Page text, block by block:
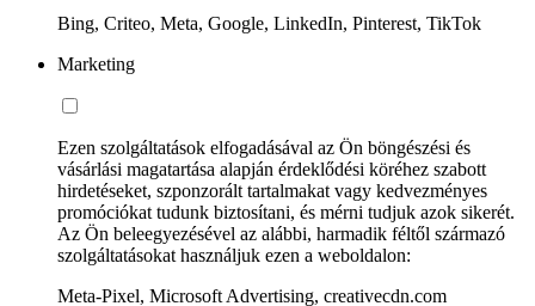
Bing, Criteo, Meta, Google, LinkedIn, Pinterest, TikTok
Marketing
Ezen szolgáltatások elfogadásával az Ön böngészési és
vásárlási magatartása alapján érdeklődési köréhez szabott
hirdetéseket, szponzorált tartalmakat vagy kedvezményes
promóciókat tudunk biztosítani, és mérni tudjuk azok sikerét.
Az Ön beleegyezésével az alábbi, harmadik féltől származó
szolgáltatásokat használjuk ezen a weboldalon:
Meta-Pixel, Microsoft Advertising, creativecdn.com